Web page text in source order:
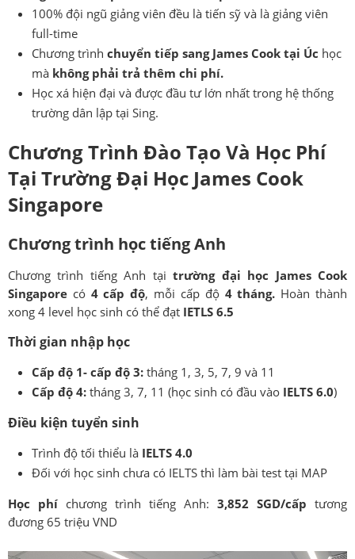
100% đội ngũ giảng viên đều là tiến sỹ và là giảng viên
full-time
Chương trình chuyển tiếp sang James Cook tại Úc học
mà không phải trả thêm chi phí.
Học xá hiện đại và được đầu tư lớn nhất trong hệ thống
trường dân lập tại Sing.
Chương Trình Đào Tạo Và Học Phí
Tại Trường Đại Học James Cook
Singapore
Chương trình học tiếng Anh
Chương trình tiếng Anh tạitrường đại học James Cook
Singapore có 4 cấp độ, mỗi cấp độ 4 tháng. Hoàn thành
xong 4 level học sinh có thể đạt IETLS 6.5
Thời gian nhập học
Cấp độ 1- cấp độ 3: tháng 1, 3, 5, 7, 9 và 11
Cấp độ 4: tháng 3, 7, 11 (học sinh có đầu vào IELTS 6.0)
Điều kiện tuyển sinh
Trình độ tối thiểu là IELTS 4.0
Đối với học sinh chưa có IELTS thì làm bài test tại MAP
Học phí chương trình tiếng Anh: 3,852 SGD/cấp tương
đương 65 triệu VND